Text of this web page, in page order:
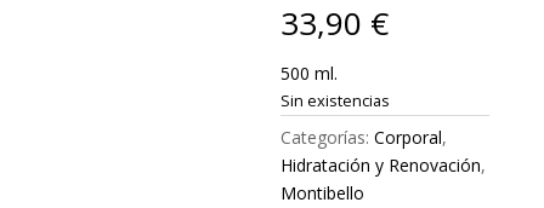
33,90 €
500 ml.
Sin existencias
Categorías:Corporal,
Hidratación y Renovación,
Montibello